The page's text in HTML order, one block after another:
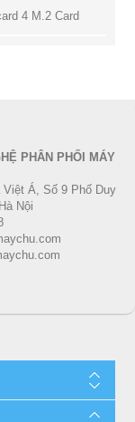
4 M.2 Card
PHÂN PHỐI MÁY
Á, Số 9 Phố Duy
Nội